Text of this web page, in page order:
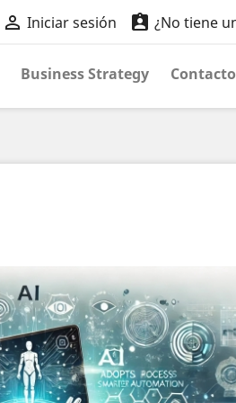
 Iniciar sesión  ¿No tiene
Business Strategy Contacto